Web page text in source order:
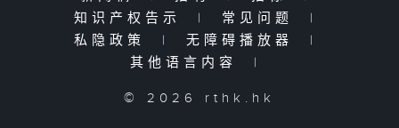
知识产权告示
| 常见问题
|
私隐政策
| 无障碍播放器
|
其他语言内容
|
© 2026 rthk.hk